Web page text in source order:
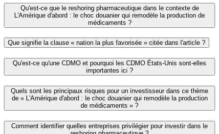
Qu'est-ce que le reshoring pharmaceutique dans le contexte de
L'Amérique d'abord : le choc douanier qui remodèle la production de
médicaments ?
Que signifie la clause « nation la plus favorisée » citée dans l'article ?
Qu'est‑ce qu'une CDMO et pourquoi les CDMO États‑Unis sont-elles
importantes ici ?
Quels sont les principaux risques pour un investisseur dans ce thème
de « L'Amérique d'abord : le choc douanier qui remodèle la production
de médicaments » ?
Comment identifier quelles entreprises privilégier pour investir dans le